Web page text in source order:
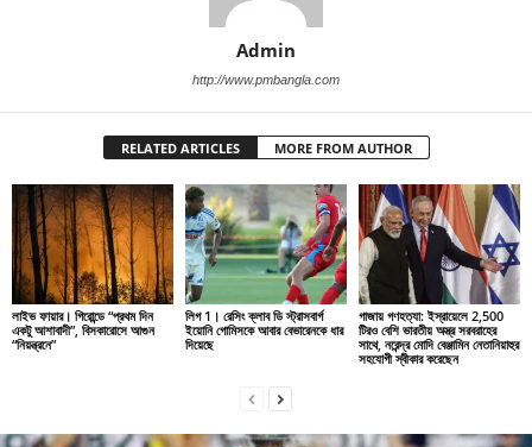
Admin
http://www.pmbangla.com
RELATED ARTICLES MORE FROM AUTHOR
লাইভ ফায়ার। গিরোন্ডে “প্রথম দিন
একটু আশাবাদী”, বিসকারোসে আগুন
“নিয়ন্ত্রনে”
লিগ 1। রেসিং ক্লাব ডি স্ট্রাসবার্গ
ইয়োনি গোমিসকে আবার বেভারেনকে ধার
দিয়েছে
গাজায় গণহত্যা: ইস্রায়েলে 2,500
টিরও বেশি ভারতীয় অস্ত্র সরবরাহের
সাথে, নরেন্দ্র মোদি বেঞ্জামিন নেতানিয়াহুর
সহযোগী স্বীকার করেছেন